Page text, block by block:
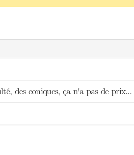
des coniques, ça n'a pas de prix...